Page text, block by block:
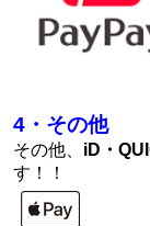
4・その他
その他、 iD・
す！！